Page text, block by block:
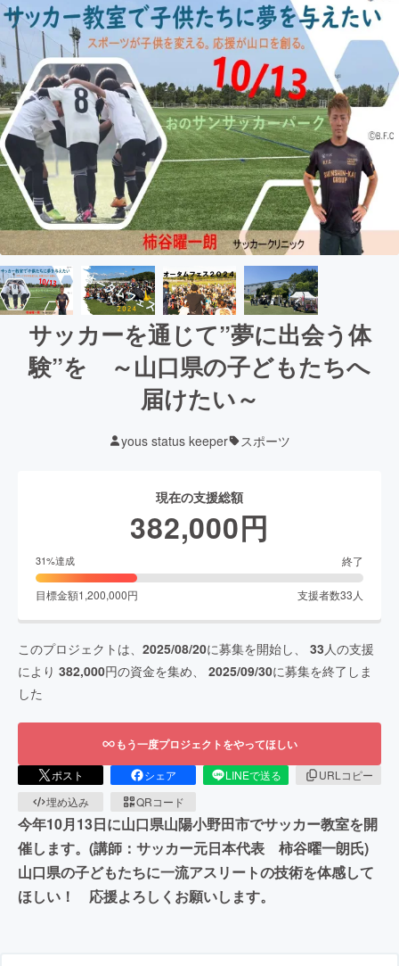
サッカーを通じて”夢に出会う体
験”を ～山口県の子どもたちへ
届けたい～
yous status keeper スポーツ
現在の支援総額
382,000円
31%達成 終了
目標金額1,200,000円 支援者数33 人
このプロジェクトは、 2025/08/20に募集を開始し、 33 人の支援
により 382,000円の資金を集め、 2025/09/30に募集を終了しま
した
もう一度プロジェクトをやってほしい
ポスト シェア LINEで送る
URLコピー
埋め込み
QRコード
今年10月13日に山口県山陽小野田市でサッカー教室を開
催します。(講師：サッカー元日本代表 柿谷曜一朗氏)
山口県の子どもたちに一流アスリートの技術を体感して
ほしい！ 応援よろしくお願いします。